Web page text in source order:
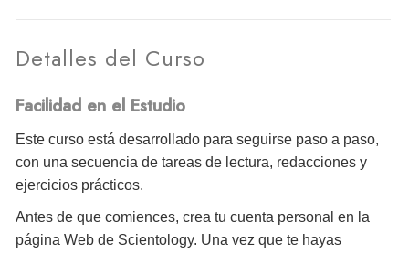
Detalles del Curso
Facilidad en el Estudio
Este curso está desarrollado para seguirse paso a paso,
con una secuencia de tareas de lectura, redacciones y
ejercicios prácticos.
Antes de que comiences, crea tu cuenta personal en la
página Web de Scientology. Una vez que te hayas